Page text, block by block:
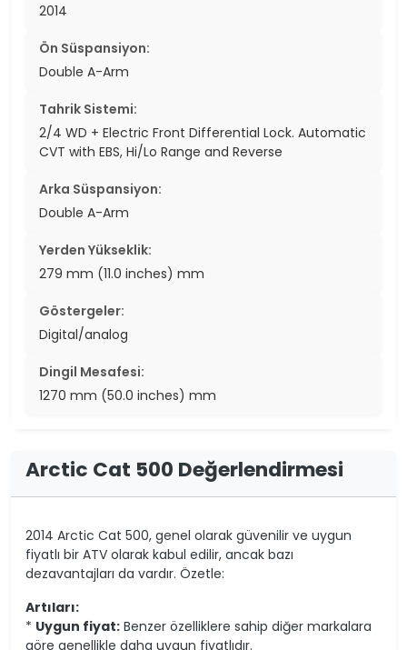
2014
Ön Süspansiyon:
Double A-Arm
Tahrik Sistemi:
2/4 WD + Electric Front Differential Lock. Automatic
CVT with EBS, Hi/Lo Range and Reverse
Arka Süspansiyon:
Double A-Arm
Yerden Yükseklik:
279 mm (11.0 inches) mm
Göstergeler:
Digital/analog
Dingil Mesafesi:
1270 mm (50.0 inches) mm
Arctic Cat 500 Değerlendirmesi
2014 Arctic Cat 500, genel olarak güvenilir ve uygun
fiyatlı bir ATV olarak kabul edilir, ancak bazı
dezavantajları da vardır. Özetle:
Artıları:
* Uygun fiyat: Benzer özelliklere sahip diğer markalara
göre genellikle daha uygun fiyatlıdır.